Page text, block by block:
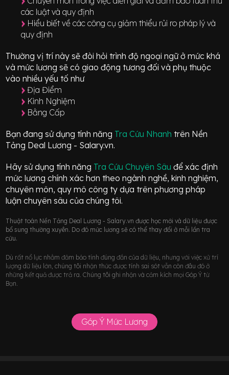
các luật và quy định
Hiểu biết về các công cụ giảm thiểu rủi ro pháp lý và
quy định
Thường vị trí này sẽ đòi hỏi trình độ ngoại ngữ ở mứckhá
và mức lương sẽ có giao động tương đối và phụ thuộc
vào nhiều yếu tố như
Địa Điểm
Kinh Nghiệm
Bằng Cấp
Bạn đang sử dụng tính năng Tra Cứu Nhanh trên Nền
Tảng Deal Lương - Salary.vn.
Hãy sử dụng tính năng Tra Cứu Chuyên Sâuđể xác định
mức lương chính xác hơn theo ngành nghề, kinh nghiệm,
chuyên môn, quy mô công ty dựa trên phương pháp
luận chuyên sâu của chúng tôi.
Thuật toán Nền Tảng Deal Lương - Salary.vn được học mới và dữ liệu được
bổ sung thường xuyên. Do đó mức lương sẽ có thể thay đổi ở mỗi lần tra
cứu.
Dù rất nổ lực nhằm đảm bảo tính đúng đắn của dữ liệu, nhưng với việc xử trí
lượng dữ liệu lớn, chúng tôi nhận thức được tính sai sót vẫn còn đâu đó ở
những kết quả được trả ra. Chúng tôi ghi nhận và cảm kích mọi Góp Ý từ
Bạn.
Góp Ý Mức Lương